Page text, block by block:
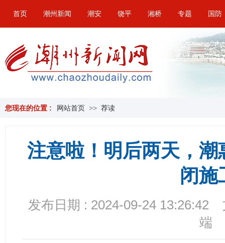
首页 潮州新闻 潮安 饶平 湘桥 专题 国防
您现在的位置 : 网站首页 >> 荐读
注意啦！明后两天，
闭施
发布日期 : 2024-09-24 13:26:42
端